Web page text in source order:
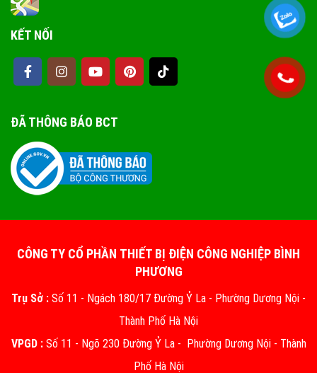
KẾT NỐI
ĐÃ THÔNG BÁO BCT
CÔNG TY CỔ PHẦN THIẾT BỊ ĐIỆN CÔNG NGHIỆP BÌNH
PHƯƠNG
Trụ Sở : Số 11 - Ngách 180/17 Đường Ỷ La - Phường Dương Nội -
Thành Phố Hà Nội
VPGD :Số 11 - Ngõ 230 Đường Ỷ La - Phường Dương Nội - Thành
Phố Hà Nội